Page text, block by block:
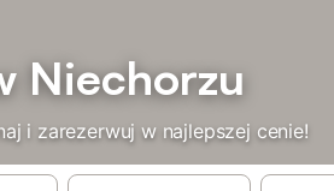
Niechorzu
i zarezerwuj w najlepszej cenie!